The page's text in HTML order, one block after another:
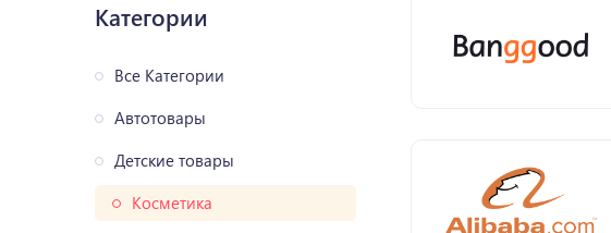
Категории
Все Категории
Автотовары
Детские товары
Косметика